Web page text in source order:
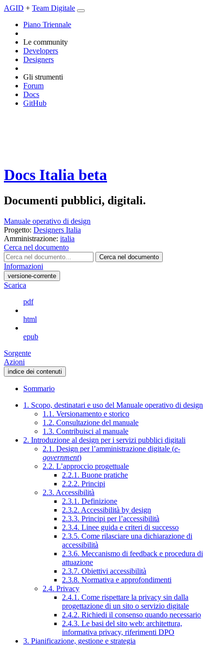
AGID + Team Digitale
Piano Triennale
Le community
Developers
Designers
Gli strumenti
Forum
Docs
GitHub
Docs Italia beta
Documenti pubblici, digitali.
Manuale operativo di design
Progetto: Designers Italia
Amministrazione: italia
Cerca nel documento
Cerca nel documento
Informazioni
versione-corrente
Scarica
pdf
html
epub
Sorgente
Azioni
indice dei contenuti
Sommario
1. Scopo, destinatari e uso del Manuale operativo di design
1.1. Versionamento e storico
1.2. Consultazione del manuale
1.3. Contribuisci al manuale
2. Introduzione al design per i servizi pubblici digitali
2.1. Design per l’amministrazione digitale (e-
government)
2.2. L’approccio progettuale
2.2.1. Buone pratiche
2.2.2. Principi
2.3. Accessibilità
2.3.1. Definizione
2.3.2. Accessibilità by design
2.3.3. Principi per l’accessibilità
2.3.4. Linee guida e criteri di successo
2.3.5. Come rilasciare una dichiarazione di
accessibilità
2.3.6. Meccanismo di feedback e procedura di
attuazione
2.3.7. Obiettivi accessibilità
2.3.8. Normativa e approfondimenti
2.4. Privacy
2.4.1. Come rispettare la privacy sin dalla
progettazione di un sito o servizio digitale
2.4.2. Richiedi il consenso quando necessario
2.4.3. Le basi del sito web: architettura,
informativa privacy, riferimenti DPO
3. Pianificazione, gestione e strategia